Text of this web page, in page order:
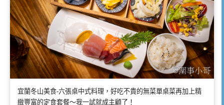
宜蘭冬山美食-六張桌中式料理，好吃不貴的無菜單桌菜再加上精
緻豐富的定食套餐～我一試就成主顧了！